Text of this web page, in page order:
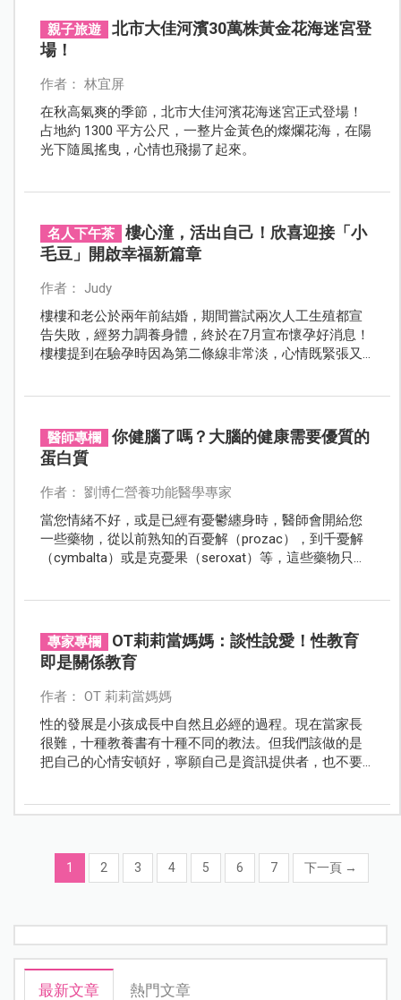
成的》（八方出版）一書，雖然語出驚人，但在日本社
會獲得滿滿迴響，甚至於還衍生出相對詞「妻源病」，
讓不甘示弱的老公們也提出反擊。另一半果真是現代人
壓力最大的來源嗎？
親子旅遊
北市大佳河濱30萬株黃金花海迷宮登
場！
作者： 林宜屏
在秋高氣爽的季節，北市大佳河濱花海迷宮正式登場！
占地約 1300 平方公尺，一整片金黃色的燦爛花海，在陽
光下隨風搖曳，心情也飛揚了起來。
名人下午茶
樓心潼，活出自己！欣喜迎接「小
毛豆」開啟幸福新篇章
作者： Judy
樓樓和老公於兩年前結婚，期間嘗試兩次人工生殖都宣
告失敗，經努力調養身體，終於在7月宣布懷孕好消息！
樓樓提到在驗孕時因為第二條線非常淡，心情既緊張又
和天使寶寶「小毛豆」的專訪！
醫師專欄
你健腦了嗎？大腦的健康需要優質的
蛋白質
作者： 劉博仁營養功能醫學專家
當您情緒不好，或是已經有憂鬱纏身時，醫師會開給您
一些藥物，從以前熟知的百憂解（prozac），到千憂解
（cymbalta）或是克憂果（seroxat）等，這些藥物只有
專家專欄
OT莉莉當媽媽：談性說愛！性教育
即是關係教育
作者： OT 莉莉當媽媽
性的發展是小孩成長中自然且必經的過程。現在當家長
很難，十種教養書有十種不同的教法。但我們該做的是
把自己的心情安頓好，寧願自己是資訊提供者，也不要
1 2 3 4 5 6 7 下一頁 →
最新文章 熱門文章